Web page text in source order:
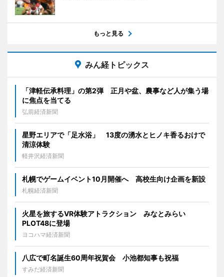
もっと見る
みん経トピックス
「津軽伝承料理」の第2弾 正月や盆、農事など人が集う場
に焦点を当てる
弘前経済新聞
星野エリアで「足水浴」 13度の湧水とヒノキ香るおけで
清涼体験
軽井沢経済新聞
札幌でゲームイベント10月開催へ 高校生向け企画を新設
札幌経済新聞
火星を旅するVR体験アトラクション みなとみらい
PLOT48に登場
ヨコハマ経済新聞
八広で町名誕生60周年祝賀会 小池都知事も祝福
すみだ経済新聞